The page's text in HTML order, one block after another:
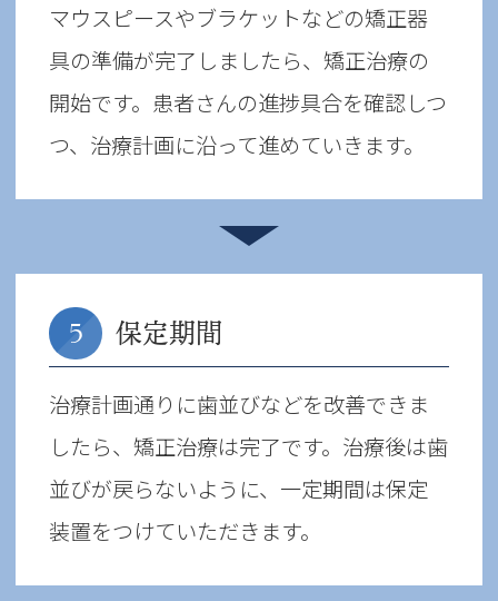
マウスピースやブラケットなどの矯正器
具の準備が完了しましたら、矯正治療の
開始です。患者さんの進捗具合を確認しつ
つ、治療計画に沿って進めていきます。
5 保定期間
治療計画通りに歯並びなどを改善できま
したら、矯正治療は完了です。治療後は歯
並びが戻らないように、一定期間は保定
装置をつけていただきます。